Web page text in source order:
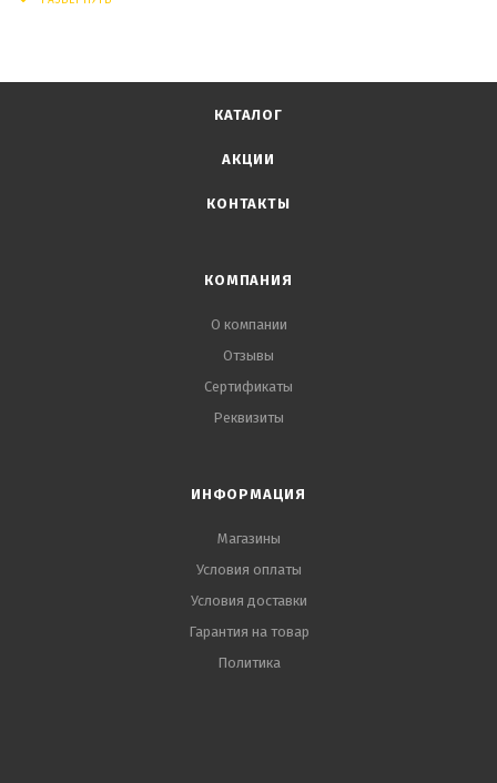
КАТАЛОГ
АКЦИИ
КОНТАКТЫ
КОМПАНИЯ
О компании
Отзывы
Сертификаты
Реквизиты
ИНФОРМАЦИЯ
Магазины
Условия оплаты
Условия доставки
Гарантия на товар
Политика